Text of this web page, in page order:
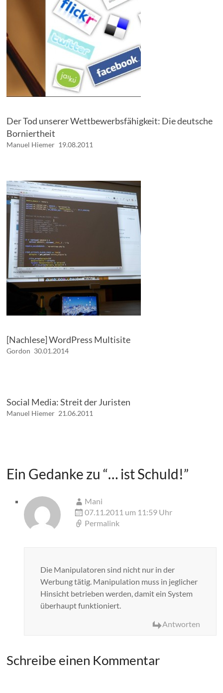
Der Tod unserer Wettbewerbsfähigkeit: Die deutsche
Borniertheit
Manuel Hiemer 19.08.2011
[Nachlese] WordPress Multisite
Gordon 30.01.2014
Social Media: Streit der Juristen
Manuel Hiemer 21.06.2011
Ein Gedanke zu “… ist Schuld!”
Mani
07.11.2011 um 11:59 Uhr
Permalink
Die Manipulatoren sind nicht nur in der
Werbung tätig. Manipulation muss in jeglicher
Hinsicht betrieben werden, damit ein System
überhaupt funktioniert.
Antworten
Schreibe einen Kommentar